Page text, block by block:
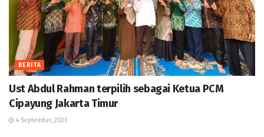
BERITA
Ust Abdul Rahman terpilih sebagai Ketua PCM
Cipayung Jakarta Timur
4 September, 2023